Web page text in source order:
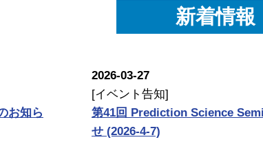
新着情報
お知ら
2026-03-27
[イベント告知]
第41回 Prediction Science
せ (2026-4-7)